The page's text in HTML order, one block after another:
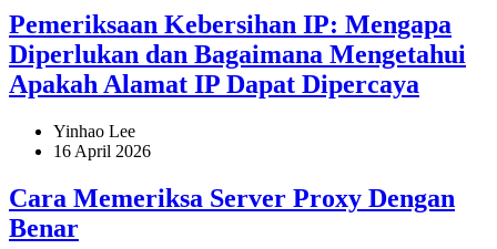
Pemeriksaan Kebersihan IP: Mengapa
Diperlukan dan Bagaimana Mengetahui
Apakah Alamat IP Dapat Dipercaya
Yinhao Lee
16 April 2026
Cara Memeriksa Server Proxy Dengan
Benar